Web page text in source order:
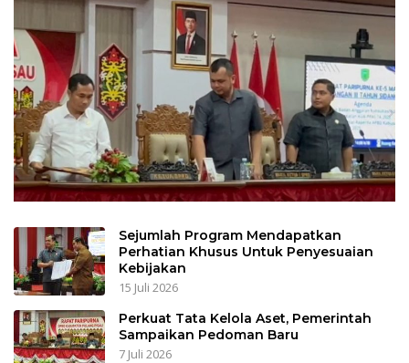
Sejumlah Program Mendapatkan
Perhatian Khusus Untuk Penyesuaian
Kebijakan
15 Juli 2026
Perkuat Tata Kelola Aset, Pemerintah
Sampaikan Pedoman Baru
7 Juli 2026